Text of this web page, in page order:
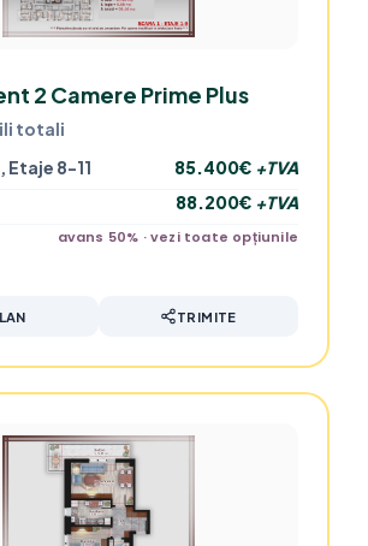
2 Camere Prime Plus
totali
Etaje 8-11
85.400€ +TVA
88.200€ +TVA
avans 50% · vezi toate opțiunile
TRIMITE